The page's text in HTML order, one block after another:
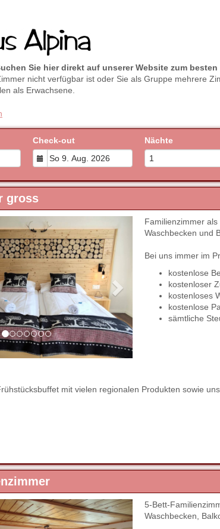
Sie hier direkt auf unserer Website zum besten
nicht verfügbar ist oder Sie als Gruppe mehrere
als Erwachsene.
Check-out Nächte
gross
Familienzimmer
Waschbecken und
Bei uns immer im
kostenlose
kostenloser
kostenloses
kostenlose
sämtliche
mit vielen regionalen Produkten sowie
Next
5-Bett-
Waschbecken,